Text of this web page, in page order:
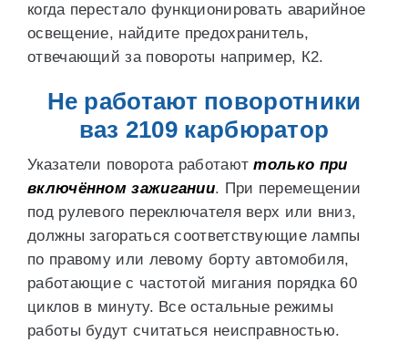
когда перестало функционировать аварийное
освещение, найдите предохранитель,
отвечающий за повороты например, К2.
Не работают поворотники
ваз 2109 карбюратор
Указатели поворота работаюттолько при
включённом зажигании. При перемещении
под рулевого переключателя верх или вниз,
должны загораться соответствующие лампы
по правому или левому борту автомобиля,
работающие с частотой мигания порядка 60
циклов в минуту. Все остальные режимы
работы будут считаться неисправностью.